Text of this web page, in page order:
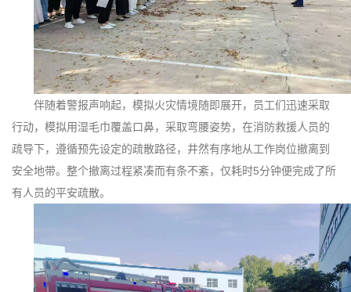
伴随着警报声响起，模拟火灾情境随即展开，员工们迅速采取
行动，模拟用湿毛巾覆盖口鼻，采取弯腰姿势，在消防救援人员的
疏导下，遵循预先设定的疏散路径，井然有序地从工作岗位撤离到
安全地带。整个撤离过程紧凑而有条不紊，仅耗时5分钟便完成了所
有人员的平安疏散。